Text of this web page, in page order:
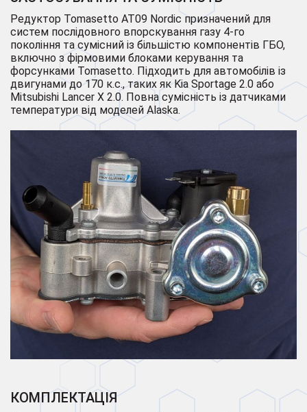
Редуктор Tomasetto AT09 Nordic призначений для
систем послідовного впорскування газу 4-го
покоління та сумісний із більшістю компонентів ГБО,
включно з фірмовими блоками керування та
форсунками Tomasetto. Підходить для автомобілів із
двигунами до 170 к.с., таких як Kia Sportage 2.0 або
Mitsubishi Lancer X 2.0. Повна сумісність із датчиками
температури від моделей Alaska.
КОМПЛЕКТАЦІЯ